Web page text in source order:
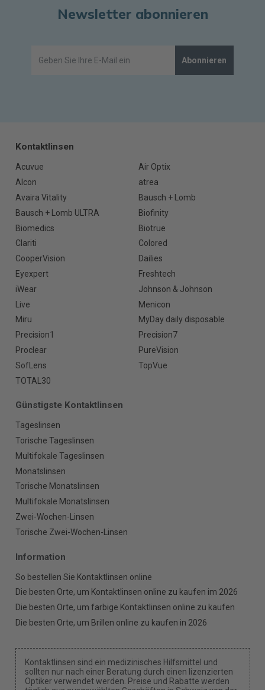
Newsletter abonnieren
Abonnieren
Kontaktlinsen
Acuvue
Air Optix
Alcon
atrea
Avaira Vitality
Bausch + Lomb
Bausch + Lomb ULTRA
Biofinity
Biomedics
Biotrue
Clariti
Colored
CooperVision
Dailies
Eyexpert
Freshtech
iWear
Johnson & Johnson
Live
Menicon
Miru
MyDay daily disposable
Precision1
Precision7
Proclear
PureVision
SofLens
TopVue
TOTAL30
Günstigste Kontaktlinsen
Tageslinsen
Torische Tageslinsen
Multifokale Tageslinsen
Monatslinsen
Torische Monatslinsen
Multifokale Monatslinsen
Zwei-Wochen-Linsen
Torische Zwei-Wochen-Linsen
Information
So bestellen Sie Kontaktlinsen online
Die besten Orte, um Kontaktlinsen online zu kaufen im 2026
Die besten Orte, um farbige Kontaktlinsen online zu kaufen
Die besten Orte, um Brillen online zu kaufen in 2026
Kontaktlinsen sind ein medizinisches Hilfsmittel und
sollten nur nach einer Beratung durch einen lizenzierten
Optiker verwendet werden. Preise und Rabatte werden